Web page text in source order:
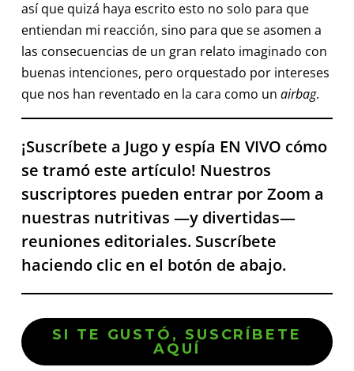
así que quizá haya escrito esto no solo para que
entiendan mi reacción, sino para que se asomen a
las consecuencias de un gran relato imaginado con
buenas intenciones, pero orquestado por intereses
que nos han reventado en la cara como un airbag.
¡Suscríbete a Jugo y espía EN VIVO cómo
se tramó este artículo! Nuestros
suscriptores pueden entrar por Zoom a
nuestras nutritivas —y divertidas—
reuniones editoriales. Suscríbete
haciendo clic en el botón de abajo.
SI TE GUSTÓ, SUSCRÍBETE
AQUÍ